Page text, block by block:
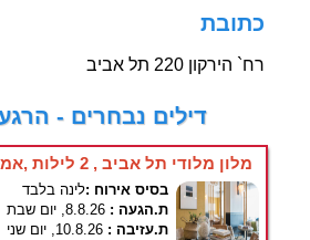
כתובת
רח` הירקון 220 תל אביב
דילים נבחרים -
מלון מלודי תל אביב , 2 לילות ,אמצ"ש
בסיס אירוח :לינה בלבד
ת.הגעה : 8.8.26, יום שבת
ת.עזיבה : 10.8.26, יום שני